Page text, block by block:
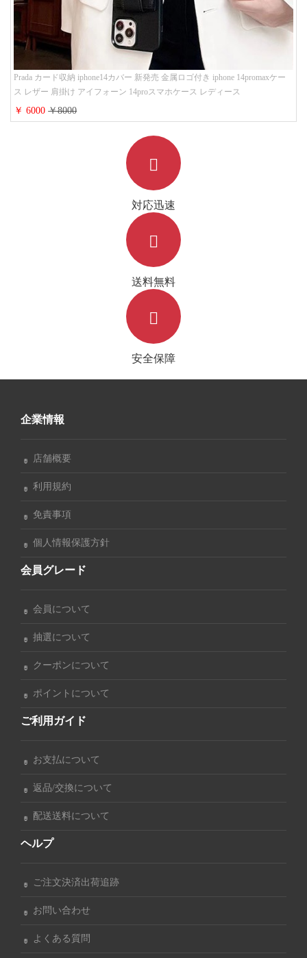
Prada カード収納 iphone14カバー 新発売 金属ロゴ付き iphone 14promaxケー
ス レザー 肩掛け アイフォーン 14proスマホケース レディース
￥ 6000￥8000
対応迅速
送料無料
安全保障
企業情報
店舗概要
利用規約
免責事項
個人情報保護方針
会員グレード
会員について
抽選について
クーポンについて
ポイントについて
ご利用ガイド
お支払について
返品/交換について
配送送料について
ヘルプ
ご注文決済出荷追跡
お問い合わせ
よくある質問